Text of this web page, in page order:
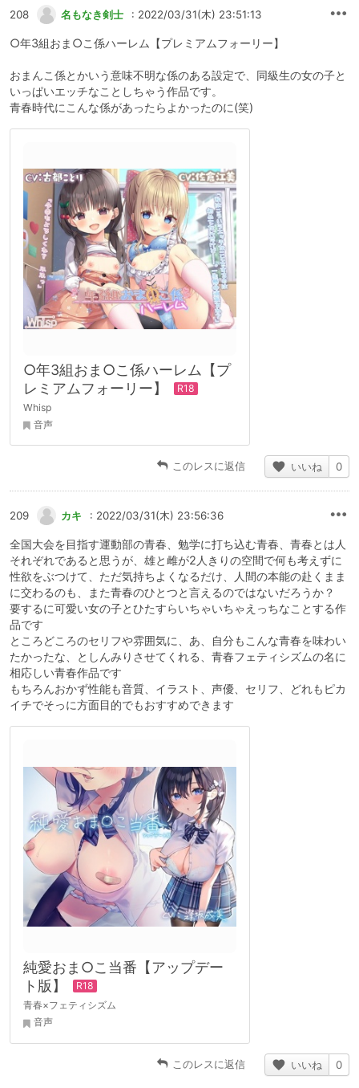
208 名もなき剣士 : 2022/03/31(木) 23:51:13
○年3組おま○こ係ハーレム【プレミアムフォーリー】
おまんこ係とかいう意味不明な係のある設定で、同級生の女の子と
いっぱいエッチなことしちゃう作品です。
青春時代にこんな係があったらよかったのに(笑)
○年3組おま○こ係ハーレム【プ
レミアムフォーリー】
Whisp
音声
このレスに返信 いいね 0
209 カキ : 2022/03/31(木) 23:56:36
全国大会を目指す運動部の青春、勉学に打ち込む青春、青春とは人
それぞれであると思うが、雄と雌が2人きりの空間で何も考えずに
性欲をぶつけて、ただ気持ちよくなるだけ、人間の本能の赴くまま
に交わるのも、また青春のひとつと言えるのではないだろうか？
要するに可愛い女の子とひたすらいちゃいちゃえっちなことする作
品です
ところどころのセリフや雰囲気に、あ、自分もこんな青春を味わい
たかったな、としんみりさせてくれる、青春フェティシズムの名に
相応しい青春作品です
もちろんおかず性能も音質、イラスト、声優、セリフ、どれもピカ
イチでそっに方面目的でもおすすめできます
純愛おま○こ当番【アップデー
ト版】
青春×フェティシズム
音声
このレスに返信 いいね 0